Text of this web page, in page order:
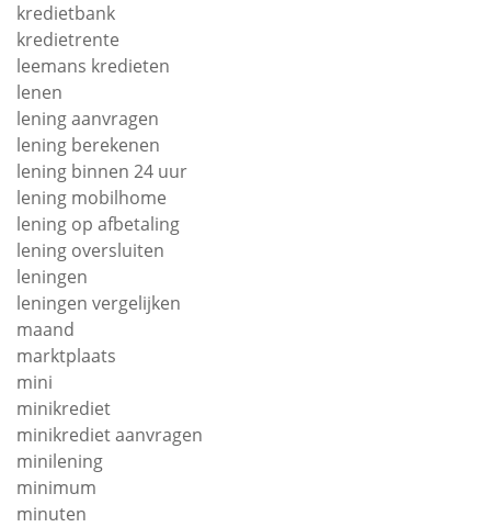
kredietbank
kredietrente
leemans kredieten
lenen
lening aanvragen
lening berekenen
lening binnen 24 uur
lening mobilhome
lening op afbetaling
lening oversluiten
leningen
leningen vergelijken
maand
marktplaats
mini
minikrediet
minikrediet aanvragen
minilening
minimum
minuten